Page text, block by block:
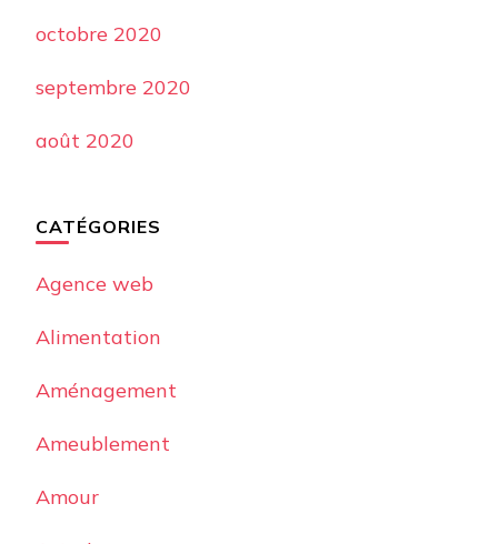
octobre 2020
septembre 2020
août 2020
CATÉGORIES
Agence web
Alimentation
Aménagement
Ameublement
Amour